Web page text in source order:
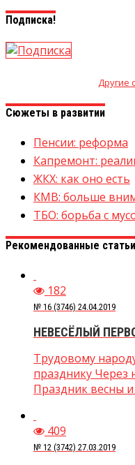
Подписка!
Другие
Сюжеты в развитии
Пенсии: реформа
Капремонт:
ЖКХ: как оно есть
КМВ: больше
ТБО: борьба с
Рекомендованные статьи
182
№ 16 (3746) 24.04.2019
НЕВЕСЁЛЫЙ
Трудовому
празднику Через
Праздник весны и
409
№ 12 (3742) 27.03.2019